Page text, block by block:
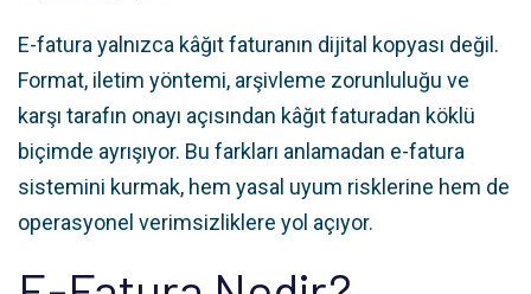
E-fatura yalnızca kâğıt faturanın dijital kopyası değil.
Format, iletim yöntemi, arşivleme zorunluluğu ve
karşı tarafın onayı açısından kâğıt faturadan köklü
biçimde ayrışıyor. Bu farkları anlamadan e-fatura
sistemini kurmak, hem yasal uyum risklerine hem de
operasyonel verimsizliklere yol açıyor.